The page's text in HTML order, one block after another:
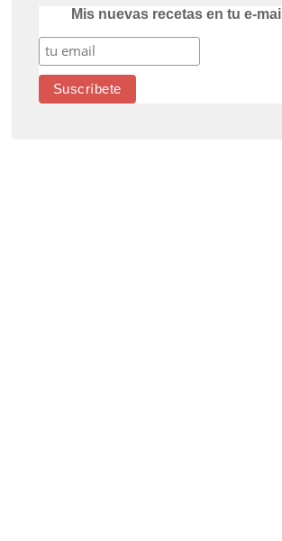
Mis nuevas recetas en tu e-mail